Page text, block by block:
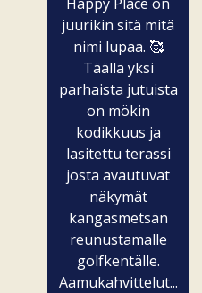
juurikin sitä mitä
nimi lupaa. 🥰
Täällä yksi
parhaista jutuista
on mökin
kodikkuus ja
lasitettu terassi
josta avautuvat
näkymät
kangasmetsän
reunustamalle
golfkentälle.
Aamukahvittelut...